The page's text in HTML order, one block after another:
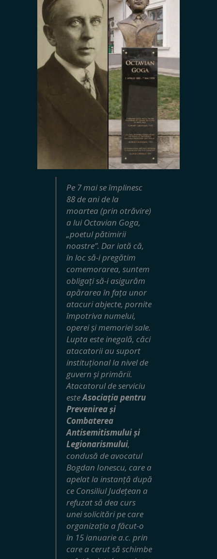
Pe 7 mai se împlinesc
88 de ani de la
moartea (prin otrăvire)
a lui Octavian Goga,
„poetul pătimirii
noastre”. Dar iată că,
în loc să-i pregătim
comemorarea, suntem
obligați să-i asigurăm
apărarea în fața unor
atacuri abjecte, pornite
împotriva numelui,
operei și memoriei sale.
Lupta este inegală, căci
atacatorii au suport
instituțional la nivel de
guvern și primării.
Atacatorul de serviciu
esteAsociația pentru
Prevenirea și
Combaterea
Antisemitismului și
Legionarismului,
condusă de avocatul
Bogdan Ionescu, care a
apelat la instanță după
ce Consiliul Județean a
refuzat să dea curs
unei solicitări pe care
organizația a făcut-o
în 15 ianuarie a.c. prin
care a cerut să schimbe